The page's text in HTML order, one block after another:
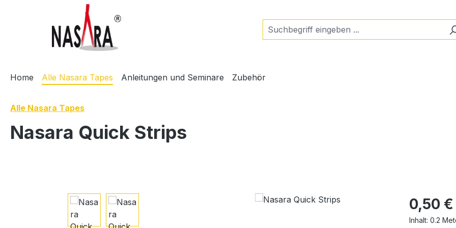
Hauptinhalt springen
Zur Hauptnavigation springen
Home Alle Nasara Tapes Anleitungen und Seminare Zubehör
Alle Nasara Tapes
Nasara Quick Strips
Bildergalerie überspringen Regulärer
0,50 €
Inhalt: 0.2